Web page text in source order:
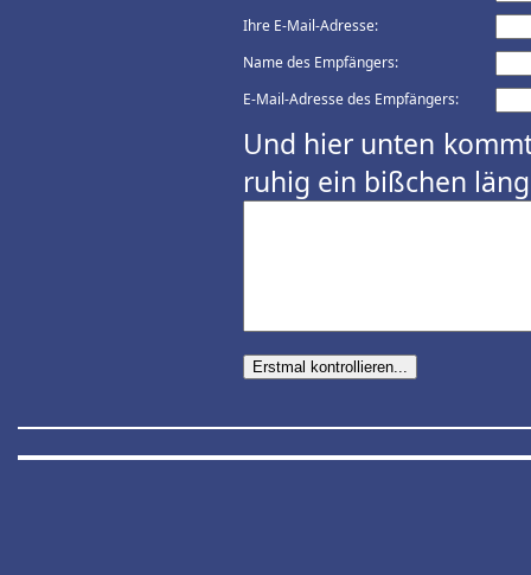
Ihre E-Mail-Adresse:
Name des Empfängers:
E-Mail-Adresse des Empfängers:
Und hier unten
ruhig ein bißchen